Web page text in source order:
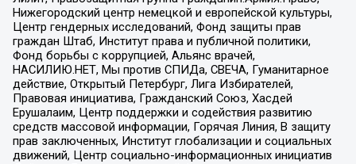
Нижегородский центр немецкой и европейской культуры,
Центр гендерных исследований, Фонд защиты прав
граждан Штаб, Институт права и публичной политики,
Фонд борьбы с коррупцией, Альянс врачей,
НАСИЛИЮ.НЕТ, Мы против СПИДа, СВЕЧА, Гуманитарное
действие, Открытый Петербург, Лига Избирателей,
Правовая инициатива, Гражданский Союз, Хасдей
Ерушалаим, Центр поддержки и содействия развитию
средств массовой информации, Горячая Линия, В защиту
прав заключенных, Институт глобализации и социальных
движений, Центр социально-информационных инициатив